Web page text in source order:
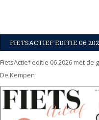
FIETSACTIEF EDITIE 06
FietsActief editie 06 2026 mét de
De Kempen